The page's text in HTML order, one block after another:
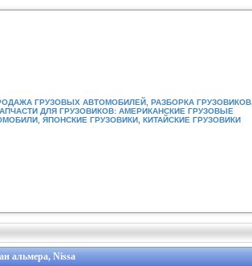
ГРУЗОВЫХ АВТОМОБИЛЕЙ, РАЗБОРКА ГРУЗОВИКОВ,
ДЛЯ ГРУЗОВИКОВ: АМЕРИКАНСКИЕ ГРУЗОВЫЕ
ЯПОНСКИЕ ГРУЗОВИКИ, КИТАЙСКИЕ ГРУЗОВИКИ
альмера, Nissa